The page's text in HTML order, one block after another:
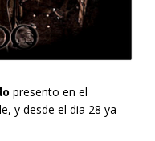
presento en el
y desde el dia 28 ya